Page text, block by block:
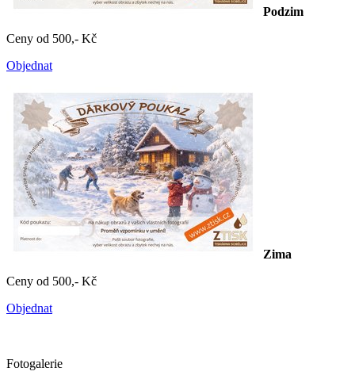
Podzim
Ceny od 500,- Kč
Objednat
Zima
Ceny od 500,- Kč
Objednat
Fotogalerie